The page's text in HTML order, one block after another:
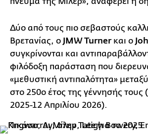
Δύο από τους πιο σεβαστούς
Βρετανίας, ο JMW Turnerκαι ο
συγκρίνονται και
φιλόδοξη παράσταση που
«μεθυστική αντιπαλότητα»
στο 250ο έτος της γέννησής τους
2025-12 Απριλίου 2026).